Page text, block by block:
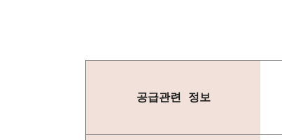
공급관련 정보